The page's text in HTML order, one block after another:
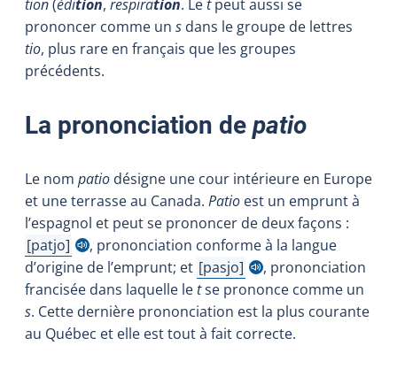
tion(édition, respiration. Letpeut aussi se
prononcer comme un s dans le groupe de lettres
tio, plus rare en français que les groupes
précédents.
La prononciation de patio
Le nom patio désigne une cour intérieure en Europe
et une terrasse au Canada. Patio est un emprunt à
l’espagnol et peut se prononcer de deux façons :
patjo
Afficher l'infobulle, prononciation conforme à la langue
d’origine de l’emprunt; et pasjo
Afficher l'infobulle
, prononciation
francisée dans laquelle letse prononce comme un
s. Cette dernière prononciation est la plus courante
au Québec et elle est tout à fait correcte.